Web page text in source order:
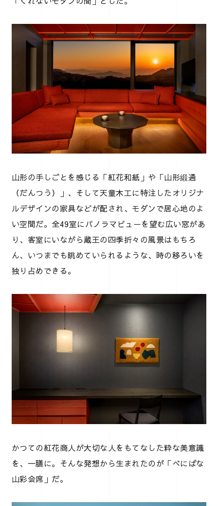
山形の手しごとを感じる「紅花和紙」や「山形緞通
（だんつう）」、そして天童木工に特注したオリジナ
ルデザインの家具などが配され、モダンで居心地のよ
い空間だ。全49室にパノラマビューを望む広い窓があ
り、客室にいながら蔵王の四季折々の風景はもちろ
ん、いつまでも眺めていられるような、時の移ろいを
独り占めできる。
かつての紅花商人が大切な人をもてなした粋な美意識
を、一膳に。そんな発想から生まれたのが「べにばな
山彩会席」だ。